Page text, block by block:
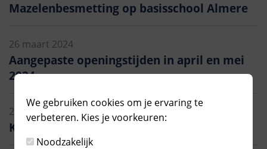
Mazelenbesmetting op basisschool Almere
26 maart 2024
Aangepaste openingstijden in april en mei
2024
26 oktober 2023
Klantportaal JGZ Almere
We gebruiken cookies om je ervaring te
verbeteren. Kies je voorkeuren:
Noodzakelijk